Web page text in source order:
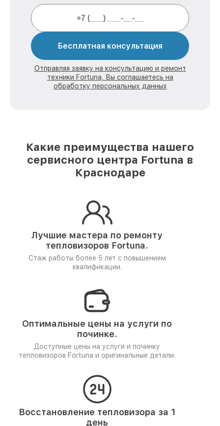
Бесплатная консультация
Отправляя заявку на консультацию и ремонт
техники Fortuna, Вы соглашаетесь на
обработку персональных данных
Какие преимущества нашего
сервисного центра Fortuna в
Краснодаре
Лучшие мастера по ремонту
тепловизоров Fortuna.
Стаж работы более 5 лет с повышением
квалификации.
Оптимальные цены на услуги по
починке.
Доступные цены на услуги и починку
тепловизоров Fortuna и оригинальные детали.
Восстановление тепловизора за 1
день